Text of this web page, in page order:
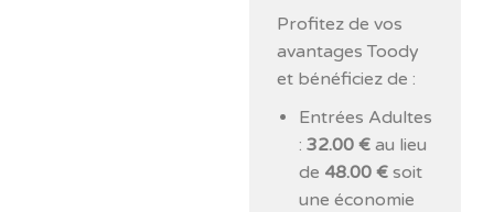
Profitez de vos
avantages Toody
et bénéficiez de :
Entrées Adultes
:32.00 € au lieu
de 48.00 € soit
une économie